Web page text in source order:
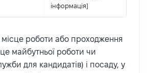
інформація]
місце роботи або проходження
майбутньої роботи чи
для кандидатів) і посаду, у